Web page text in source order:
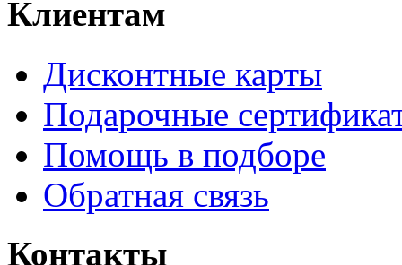
Клиентам
Дисконтные карты
Подарочные
Помощь в подборе
Обратная связь
Контакты